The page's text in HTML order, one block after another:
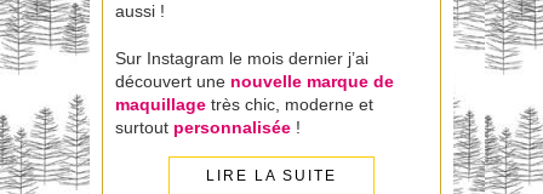
aussi !
Sur Instagram le mois dernier j’ai
découvert une nouvelle marque de
maquillage très chic, moderne et
surtout personnalisée !
LIRE LA SUITE